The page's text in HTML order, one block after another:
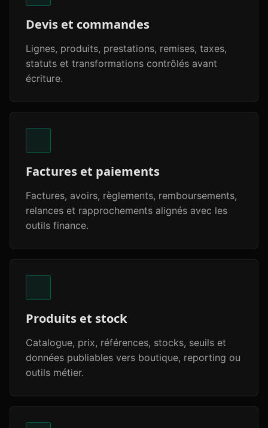
Devis et commandes
Lignes, produits, prestations, remises, taxes,
statuts et transformations contrôlés avant
écriture.
Factures et paiements
Factures, avoirs, règlements, remboursements,
relances et rapprochements alignés avec les
outils finance.
Produits et stock
Catalogue, prix, références, stocks, seuils et
données publiables vers boutique, reporting ou
outils métier.